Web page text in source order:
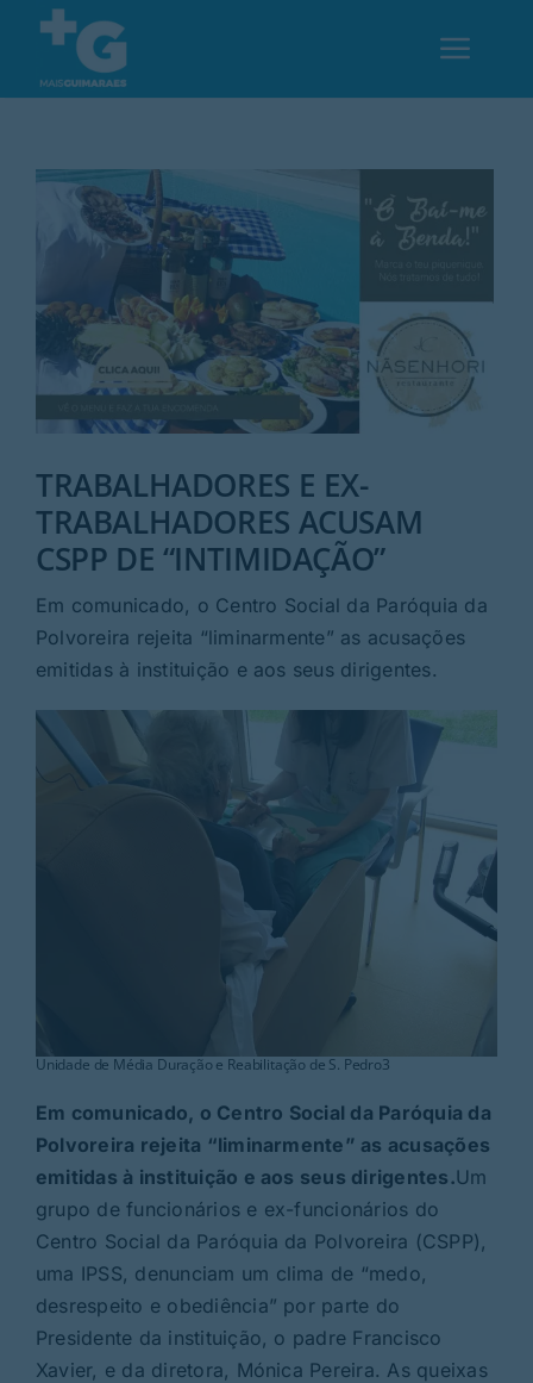
content
Desporto
Rubricas
Jornal
Search
TRABALHADORES E EX-
TRABALHADORES ACUSAM
CSPP DE “INTIMIDAÇÃO”
Em comunicado, o Centro Social da Paróquia da
Polvoreira rejeita “liminarmente” as acusações
emitidas à instituição e aos seus dirigentes.
Unidade de Média Duração e Reabilitação de S. Pedro3
Em comunicado, o Centro Social da Paróquia da
Polvoreira rejeita “liminarmente” as acusações
emitidas à instituição e aos seus dirigentes.Um
grupo de funcionários e ex-funcionários do
Centro Social da Paróquia da Polvoreira (CSPP),
uma IPSS, denunciam um clima de “medo,
desrespeito e obediência” por parte do
Presidente da instituição, o padre Francisco
Xavier, e da diretora, Mónica Pereira. As queixas